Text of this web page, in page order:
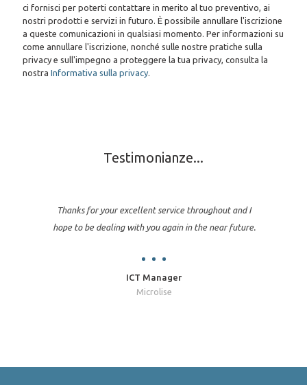
ci fornisci per poterti contattare in merito al tuo preventivo, ai
nostri prodotti e servizi in futuro. È possibile annullare l'iscrizione
a queste comunicazioni in qualsiasi momento. Per informazioni su
come annullare l'iscrizione, nonché sulle nostre pratiche sulla
privacy e sull'impegno a proteggere la tua privacy, consulta la
nostra Informativa sulla privacy.
Testimonianze...
Thanks for your excellent service throughout and I
hope to be dealing with you again in the near future.
ICT Manager
Microlise